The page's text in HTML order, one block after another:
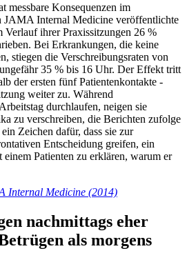
messbare Konsequenzen im
JAMA Internal Medicine veröffentlichte
Verlauf ihrer Praxissitzungen 26 %
Bei Erkrankungen, die keine
stiegen die Verschreibungsraten von
35 % bis 16 Uhr. Der Effekt tritt
der ersten fünf Patientenkontakte -
weiter zu. Während
durchlaufen, neigen sie
zu verschreiben, die Berichten zufolge
Zeichen dafür, dass sie zur
Entscheidung greifen, ein
einem Patienten zu erklären, warum er
Internal Medicine (2014)
nachmittags eher
als morgens